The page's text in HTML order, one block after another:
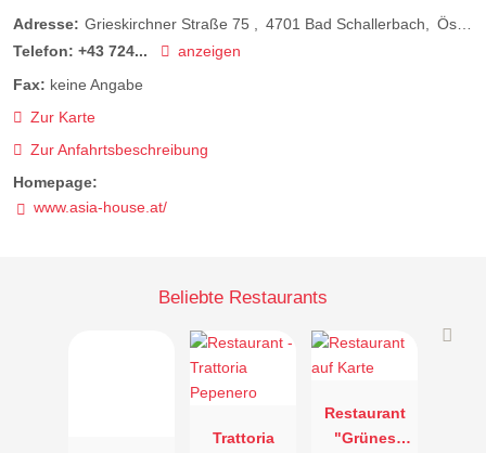
Adresse: Grieskirchner Straße 75 4701 Bad Schallerbach
Österreich
Telefon: +43 724...
anzeigen
Fax: keine Angabe
Zur Karte
Zur Anfahrtsbeschreibung
Homepage:
www.asia-house.at/
Beliebte Restaurants
Trattoria
Restaurant
"Grünes